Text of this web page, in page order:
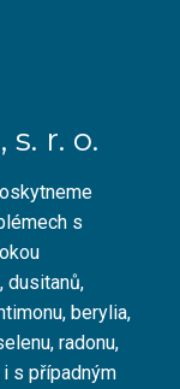
r. o.
s
dusitanů,
berylia,
radonu,
s případným